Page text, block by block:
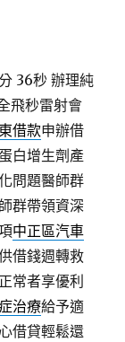
36秒 辦理純
飛秒雷射會
借款申辦借
白增生劑產
問題醫師群
群帶領資深
中正區汽車
借錢週轉救
常者享優利
治療給予適
借貸輕鬆還